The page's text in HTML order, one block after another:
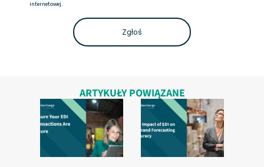
internetowej.
ARTYKUŁY POWIĄZANE